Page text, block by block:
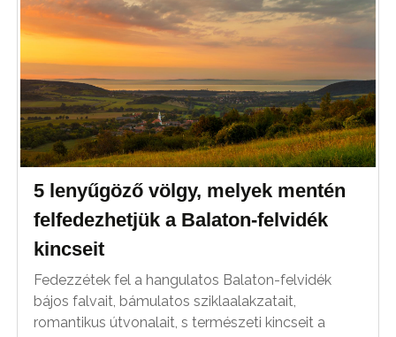
5 lenyűgöző völgy, melyek mentén
felfedezhetjük a Balaton-felvidék
kincseit
Fedezzétek fel a hangulatos Balaton-felvidék
bájos falvait, bámulatos sziklaalakzatait,
romantikus útvonalait, s természeti kincseit a